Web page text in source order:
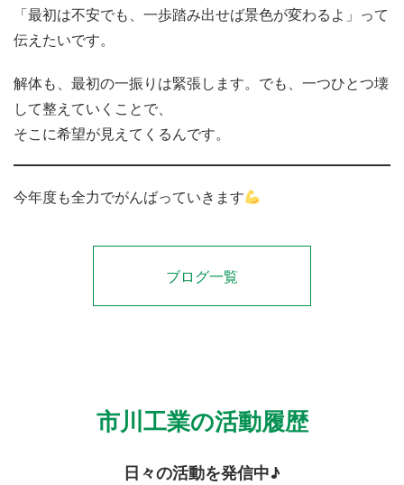
「最初は不安でも、一歩踏み出せば景色が変わるよ」って
伝えたいです。
解体も、最初の一振りは緊張します。でも、一つひとつ壊
して整えていくことで、
そこに希望が見えてくるんです。
今年度も全力でがんばっていきます
ブログ一覧
市川工業の活動履歴
日々の活動を発信中♪